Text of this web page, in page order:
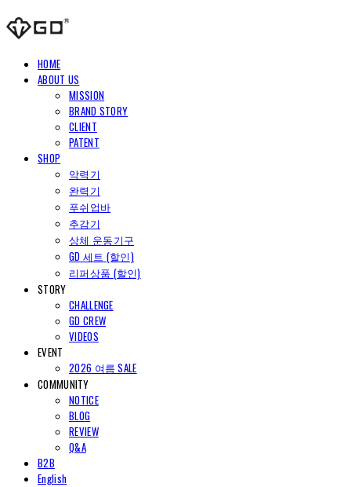
HOME
ABOUT US
MISSION
BRAND STORY
CLIENT
PATENT
SHOP
악력기
완력기
푸쉬업바
추감기
상체 운동기구
GD 세트 (할인)
리퍼상품 (할인)
STORY
CHALLENGE
GD CREW
VIDEOS
EVENT
2026 여름 SALE
COMMUNITY
NOTICE
BLOG
REVIEW
Q&A
B2B
English